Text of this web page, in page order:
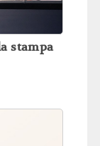
stampa